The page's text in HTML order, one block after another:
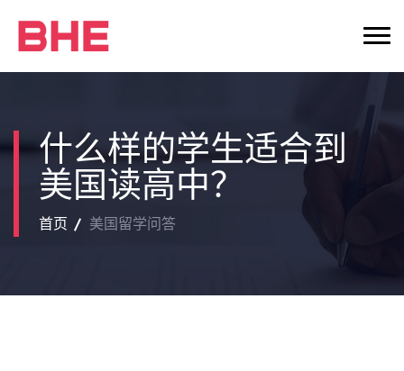
什么样的学生适合到
美国读高中？
首页 美国留学问答